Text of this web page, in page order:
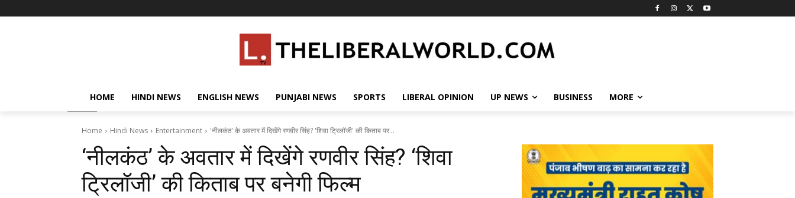
HOME HINDI NEWS ENGLISH NEWS PUNJABI NEWS SPORTS LIBERAL OPINION UP NEWS BUSINESS MORE
Home Hindi News Entertainment 'नीलकंठ' के अवतार में दिखेंगे रणवीर सिंह? 'शिवा ट्रिलॉजी' की किताब पर...
‘नीलकंठ’ के अवतार में दिखेंगे रणवीर सिंह? ‘शिवा
ट्रिलॉजी’ की किताब पर बनेगी फिल्म